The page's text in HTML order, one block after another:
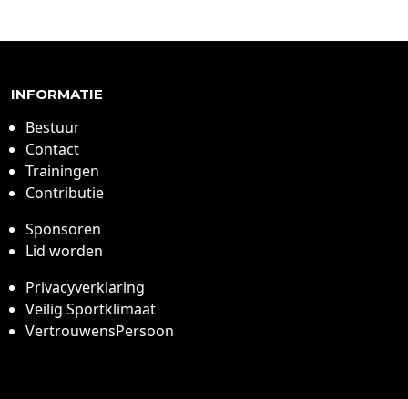
INFORMATIE
Bestuur
Contact
Trainingen
Contributie
Sponsoren
Lid worden
Privacyverklaring
Veilig Sportklimaat
VertrouwensPersoon